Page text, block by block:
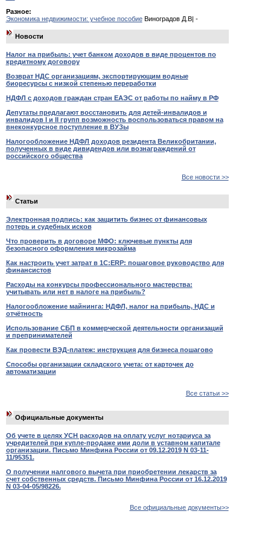
Разное:
Экономика недвижимости: учебное пособиеВиноградов Д.В| -
Новости
Налог на прибыль: учет банком доходов в виде процентов по
кредитному договору
Возврат НДС организациям, экспортирующим водные
биоресурсы с низкой степенью переработки
НДФЛ с доходов граждан стран ЕАЭС от работы по найму в РФ
Депутаты предлагают восстановить для детей-инвалидов и
инвалидов I и II групп возможность воспользоваться правом на
внеконкурсное поступление в ВУЗы
Налогообложение НДФЛ доходов резидента Великобритании,
полученных в виде дивидендов или вознаграждений от
российского общества
Все новости >>
Статьи
Электронная подпись: как защитить бизнес от финансовых
потерь и судебных исков
Что проверить в договоре МФО: ключевые пункты для
безопасного оформления микрозайма
Как настроить учет затрат в 1С:ERP: пошаговое руководство для
финансистов
Расходы на конкурсы профессионального мастерства:
учитывать или нет в налоге на прибыль?
Налогообложение майнинга: НДФЛ, налог на прибыль, НДС и
отчётность
Использование СБП в коммерческой деятельности организаций
и препринимателей
Как провести ВЭД-платеж: инструкция для бизнеса пошагово
Способы организации складского учета: от карточек до
автоматизации
Все статьи >>
Официальные документы
Об учете в целях УСН расходов на оплату услуг нотариуса за
учредителей при купле-продаже ими доли в уставном капитале
организации. Письмо Минфина России от 09.12.2019 N 03-11-
11/95351.
О получении налгового вычета при приобретении лекарств за
счет собственных средств. Письмо Минфина России от 16.12.2019
N 03-04-05/98226.
Все официальные документы>>